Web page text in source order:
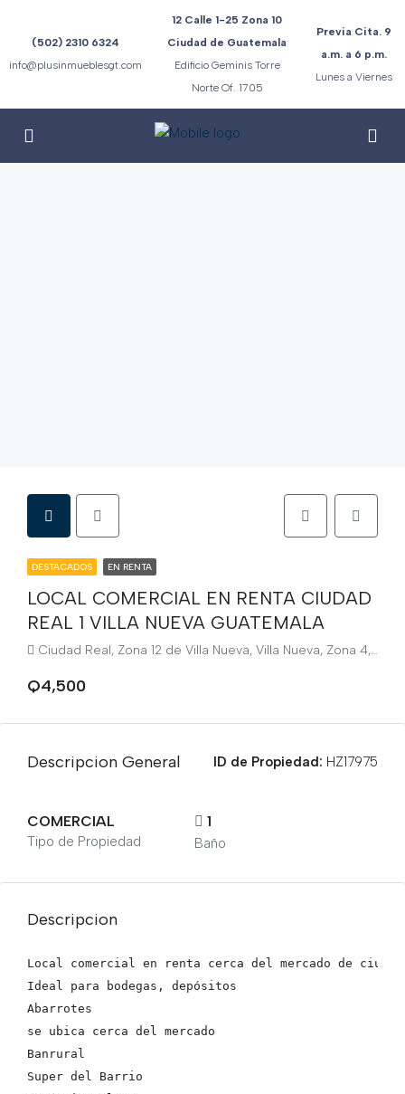
(502) 2310 6324
info@plusinmueblesgt.com
12 Calle 1-25 Zona 10
Ciudad de Guatemala
Edificio Geminis Torre
Norte Of. 1705
Previa Cita. 9
a.m. a 6 p.m.
Lunes a Viernes
DESTACADOS EN RENTA
LOCAL COMERCIAL EN RENTA CIUDAD
REAL 1 VILLA NUEVA GUATEMALA
Ciudad Real, Zona 12 de Villa Nueva, Villa Nueva, Zona 4, Departamento de Guatemala, 01064, Guatemala
Q4,500
Descripcion General ID de Propiedad: HZ17975
COMERCIAL
Tipo de Propiedad
1
Baño
Descripcion
Local comercial en renta cerca del mercado de
Ideal para bodegas, depósitos
Abarrotes
se ubica cerca del mercado
Banrural
Super del Barrio